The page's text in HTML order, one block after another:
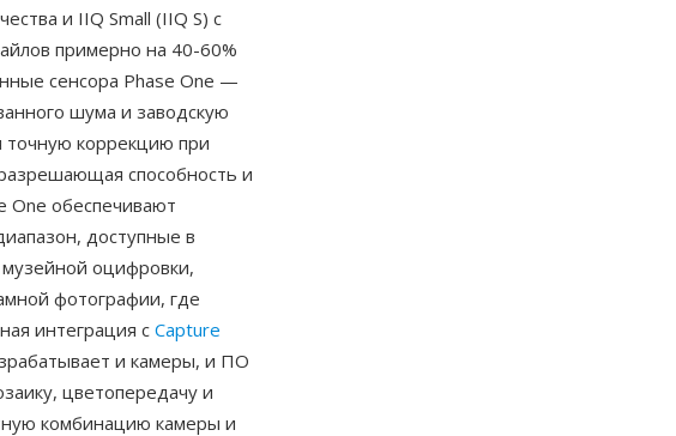
и IIQ Small (IIQ S) с
примерно на 40-60%
сенсора Phase One —
шума и заводскую
точную коррекцию при
способность и
One обеспечивают
доступные в
оцифровки,
фотографии, где
интеграция с Capture
и камеры, и ПО
цветопередачу и
комбинацию камеры и